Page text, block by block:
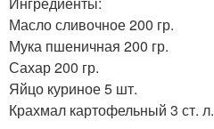
Масло сливочное 200 гр.
Мука пшеничная 200 гр.
Сахар 200 гр.
Яйцо куриное 5 шт.
Крахмал картофельный 3 ст. л.